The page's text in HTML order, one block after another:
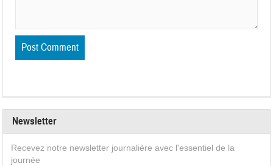
Newsletter
Recevez notre newsletter journalière avec l'essentiel de la
journée